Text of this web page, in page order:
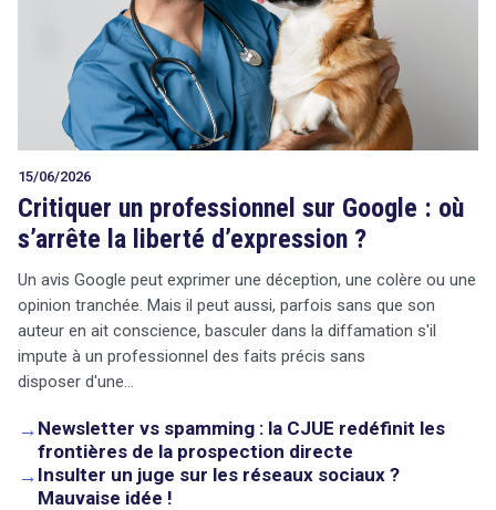
15/06/2026
Critiquer un professionnel sur Google : où
s’arrête la liberté d’expression ?
Un avis Google peut exprimer une déception, une colère ou une
opinion tranchée. Mais il peut aussi, parfois sans que son
auteur en ait conscience, basculer dans la diffamation s'il
impute à un professionnel des faits précis sans
disposer d'une…
→ Newsletter vs spamming : la CJUE redéfinit les
frontières de la prospection directe
→ Insulter un juge sur les réseaux sociaux ?
Mauvaise idée !